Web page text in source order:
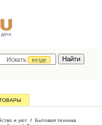
Искать
везде
и уют / Бытовая техника